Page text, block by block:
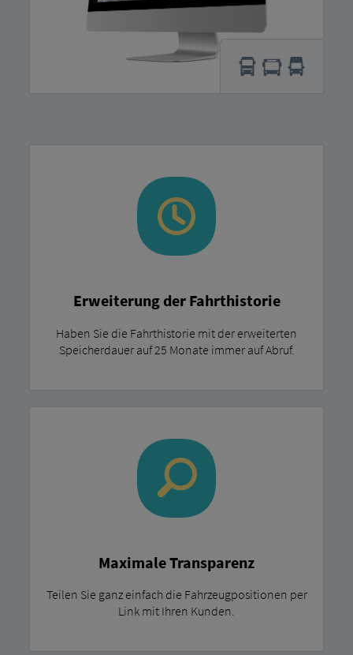
Erweiterung der Fahrthistorie
Haben Sie die Fahrthistorie mit der erweiterten
Speicherdauer auf 25 Monate immer auf Abruf.
Maximale Transparenz
Teilen Sie ganz einfach die Fahrzeugpositionen per
Link mit Ihren Kunden.